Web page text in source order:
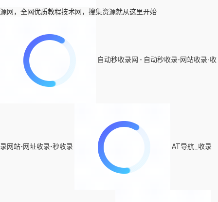
源网，全网优质教程技术网，搜集资源就从这里开始
自动秒收录网 - 自动秒收录-网站收录-收
录网站-网址收录-秒收录 AT导航_收录